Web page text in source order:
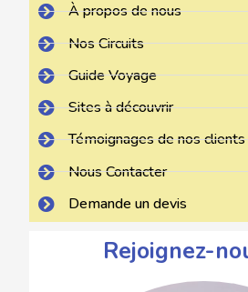
À propos de nous
Nos Circuits
Guide Voyage
Sites à découvrir
Témoignages de nos clients
Nous Contacter
Demande un devis
Rejoignez-